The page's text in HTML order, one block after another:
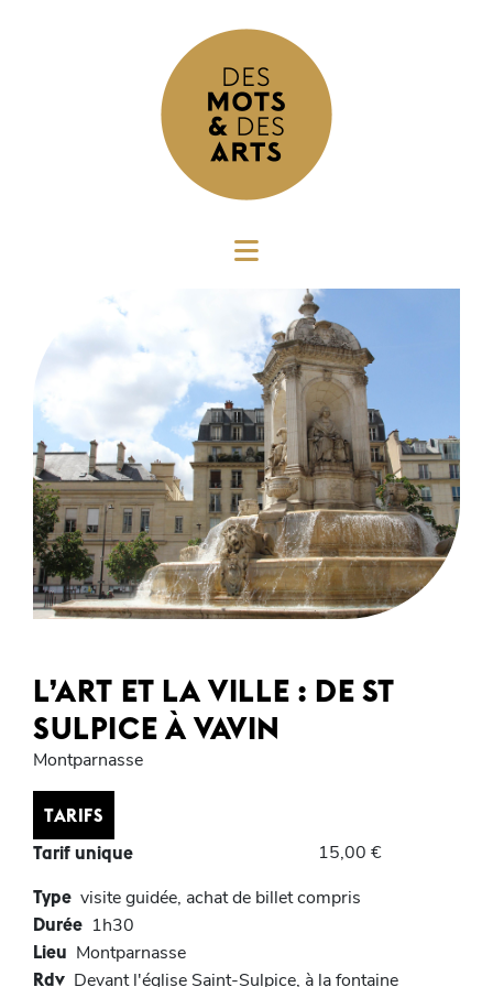
L’ART ET LA VILLE : DE ST
SULPICE À VAVIN
Montparnasse
TARIFS
Tarif unique
15,00 €
Type visite guidée, achat de billet compris
Durée 1h30
Lieu Montparnasse
Rdv Devant l'église Saint-Sulpice, à la fontaine